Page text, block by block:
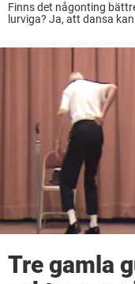
Finns det någonting
lurviga? Ja, att dansa
Tre gamla